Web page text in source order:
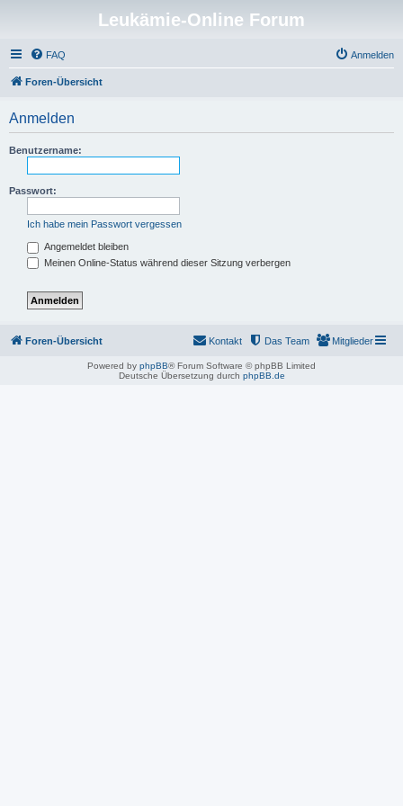
Leukämie-Online Forum
FAQ Anmelden
Foren-Übersicht
Anmelden
Benutzername:
Passwort:
Ich habe mein Passwort vergessen
Angemeldet bleiben
Meinen Online-Status während dieser Sitzung verbergen
Foren-Übersicht Mitglieder
Das Team
Kontakt
Powered by phpBB® Forum Software © phpBB Limited
Deutsche Übersetzung durch phpBB.de